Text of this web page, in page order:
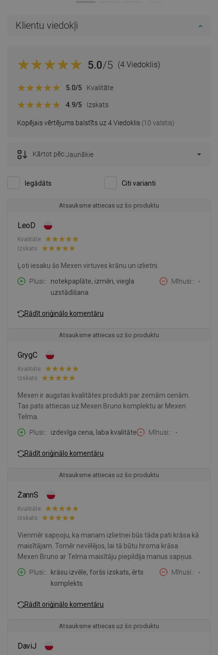
Klientu viedokļi
5.0/5 (4 Viedoklis)
Kopējais vērtējums balstīts uz 4 Viedoklis (10 valstis)
5.0/5 Kvalitāte
4.9/5 Izskats
Iegādāts Citi varianti
Kārtot pēc:Jaunākie
Atsauksme attiecas uz šo produktu
LeoD
Kvalitāte:
Izskats:
Ļoti iesaku šo Mexen virtuves krānu un izlietni.
Plusi:
notekpaplāte, izmēri, viegla
uzstādīšana
Mīnusi: -
Rādīt oriģinālo komentāru
Atsauksme attiecas uz šo produktu
GrygC
Kvalitāte:
Izskats:
Mexen ir augstas kvalitātes produkti par zemām cenām.
Tas pats attiecas uz Mexen Bruno komplektu ar Mexen
Telma.
Plusi:
izdevīga cena, laba kvalitāte Mīnusi: -
Rādīt oriģinālo komentāru
Atsauksme attiecas uz šo produktu
ŻannS
Kvalitāte:
Izskats:
Vienmēr sapņoju, ka manam izlietnei būs tāda pati krāsa kā
maisītājam. Tomēr nevēlējos, lai tā būtu hroma krāsa.
Mexen Bruno ar Telma maisītāju piepildīja manus sapņus.
Plusi:
krāsu izvēle, foršs izskats, ērts
komplekts
Mīnusi: -
Rādīt oriģinālo komentāru
Atsauksme attiecas uz šo produktu
DaviJ